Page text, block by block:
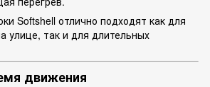
Softshell отлично подходят как для
улице, так и для длительных
движения